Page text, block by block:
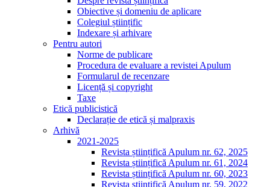
Obiective și domeniu de aplicare
Colegiul științific
Indexare și arhivare
Pentru autori
Norme de publicare
Procedura de evaluare a revistei Apulum
Formularul de recenzare
Licență și copyright
Taxe
Etică publicistică
Declarație de etică și malpraxis
Arhivă
2021-2025
Revista științifică Apulum nr. 62, 2025
Revista științifică Apulum nr. 61, 2024
Revista științifică Apulum nr. 60, 2023
Revista științifică Apulum nr. 59, 2022